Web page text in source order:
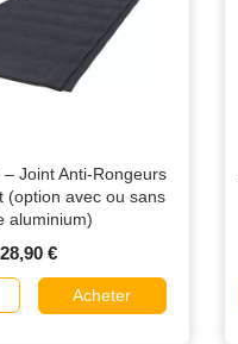
Joint Anti-Rongeurs
(option avec ou sans
aluminium)
28,90 €
Acheter